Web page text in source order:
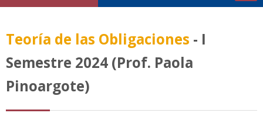
Buscar
Teoría de las Obligaciones - I
Semestre 2024 (Prof. Paola
Pinoargote)